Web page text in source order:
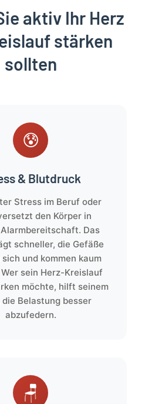
aktiv Ihr Herz
stärken
sollten
😰
& Blutdruck
Stress im Beruf oder
den Körper in
Das
schneller, die Gefäße
und kommen kaum
Wer sein Herz-Kreislauf
möchte, hilft seinem
die Belastung besser
abzufedern.
🪑